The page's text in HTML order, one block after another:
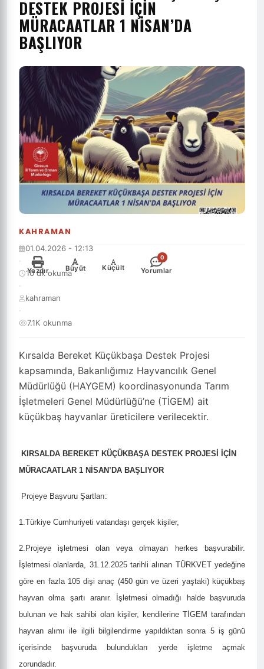
KAHRAMAN
DESTEK PROJESI İÇIN
MÜRACAATLAR 1 NISAN’DA
BAŞLIYOR
Kırsalda Bereket Küçükbaşa Destek Projesi
kapsamında, Bakanlığımız Hayvancılık Genel
Müdürlüğü (HAYGEM) koordinasyonunda Tarım
İşletmeleri Genel Müdürlüğü’ne (TİGEM) ait
küçükbaş hayvanlar üreticilere verilecektir.
01.04.2026 - 12:13
·
10 dk okuma
·
kahraman
·
7.1K okunma
Yazdır
+
Büyüt
-
Küçült
0
Yorumlar
KIRSALDA BEREKET KÜÇÜKBAŞA DESTEK PROJESİ İÇİN
MÜRACAATLAR 1 NİSAN’DA BAŞLIYOR
Projeye Başvuru Şartları:
1.Türkiye Cumhuriyeti vatandaşı gerçek kişiler,
2.Projeye işletmesi olan veya olmayan herkes başvurabilir.
İşletmesi olanlarda, 31.12.2025 tarihli alınan TÜRKVET yedeğine
göre en fazla 105 dişi anaç (450 gün ve üzeri yaştaki) küçükbaş
hayvan olma şartı aranır. İşletmesi olmadığı halde başvuruda
bulunan ve hak sahibi olan kişiler, kendilerine TİGEM tarafından
hayvan alımı ile ilgili bilgilendirme yapıldıktan sonra 5 iş günü
içerisinde başvuruda bulundukları yerde işletme açmak
zorundadır.